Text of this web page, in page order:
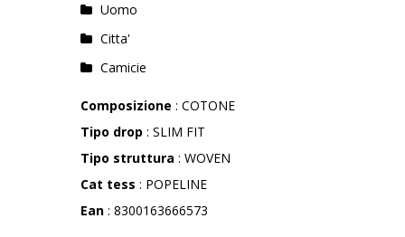
Uomo
Citta'
Camicie
Composizione : COTONE
Tipo drop : SLIM FIT
Tipo struttura : WOVEN
Cat tess : POPELINE
Ean : 8300163666573